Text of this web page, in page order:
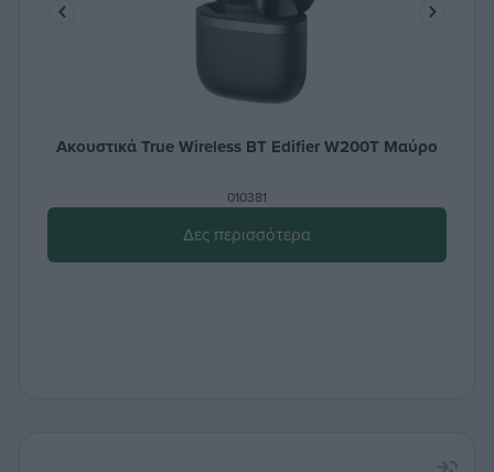
Ακουστικά True Wireless ΒΤ Edifier W200T Μαύρο
010381
Δες περισσότερα